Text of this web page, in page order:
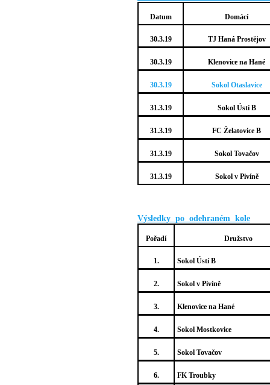
Datum Domácí
30.3.19 TJ Haná Prostějov
30.3.19 Klenovice na Hané
30.3.19 Sokol Otaslavice
31.3.19 Sokol Ústí B
31.3.19 FC Želatovice B
31.3.19 Sokol Tovačov
31.3.19 Sokol v Pivíně
Výsledky po odehraném kole
Pořadí Družstvo
1. Sokol Ústí B
2. Sokol v Pivíně
3. Klenovice na Hané
4. Sokol Mostkovice
5. Sokol Tovačov
6. FK Troubky